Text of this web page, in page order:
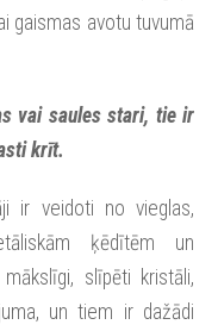
gaismas avotu tuvumā
vai saules stari, tie ir
krīt.
ir veidoti no vieglas,
ķēdītēm un
slīpēti kristāli,
un tiem ir dažādi